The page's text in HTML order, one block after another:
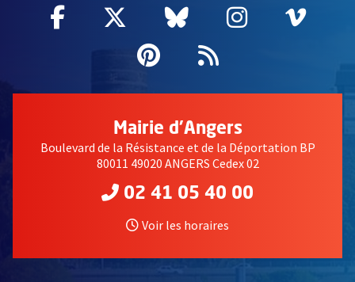
Facebook
, Ouvre une nouvelle fenêtre
Twitter
, Ouvre une nouvelle
Bluesky
, Ouvre une
Instagram
, Ouvre
,
Pinterest
, Ouvre une
Flux RSS
Mairie d'Angers
Boulevard de la Résistance et de la Déportation BP
80011 49020 ANGERS Cedex 02
02 41 05 40 00
Voir les horaires